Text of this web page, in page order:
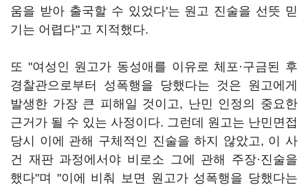
움을 받아 출국할 수 있었다'는 원고 진술을 선뜻 믿
기는 어렵다"고 지적했다.
또 "여성인 원고가 동성애를 이유로 체포·구금된 후
경찰관으로부터 성폭행을 당했다는 것은 원고에게
발생한 가장 큰 피해일 것이고, 난민 인정의 중요한
근거가 될 수 있는 사정이다. 그런데 원고는 난민면접
당시 이에 관해 구체적인 진술을 하지 않았고, 이 사
건 재판 과정에서야 비로소 그에 관해 주장·진술을
했다"며 "이에 비춰 보면 원고가 성폭행을 당했다는